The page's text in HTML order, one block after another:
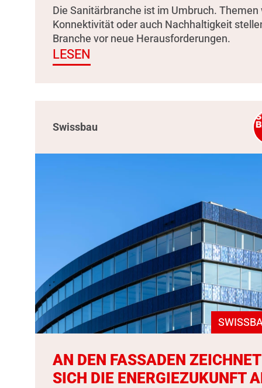
Die Sanitärbranche ist im Umbruch. Themen
Konnektivität oder auch Nachhaltigkeit
Branche vor neue Herausforderungen.
LESEN
Swissbau
AN DEN FASSADEN ZEICHNET
SICH DIE ENERGIEZUKUNFT